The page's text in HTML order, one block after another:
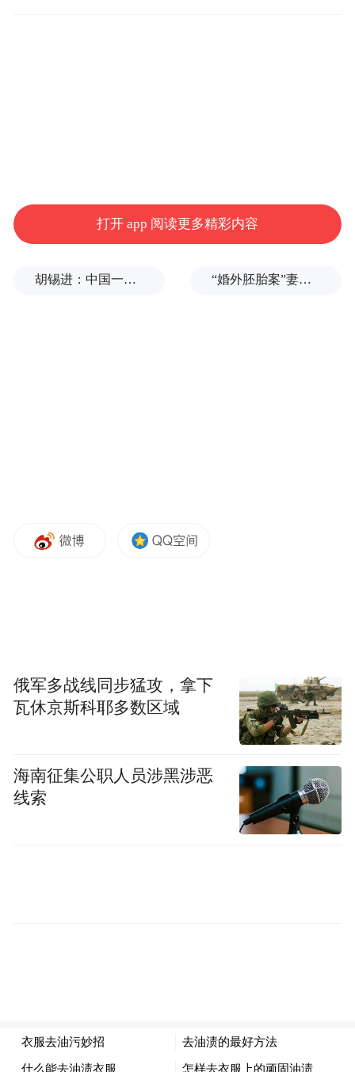
打开 app 阅读更多精彩内容
胡锡进：中国一天怒回五拳，中美最新较量会走多远？ “婚外胚胎案”妻子：患病期间男方疑似多次有外遇，第三者经营的茶馆距自己家步行仅15分钟
俄军多战线同步猛攻，拿下
瓦休京斯科耶多数区域
海南征集公职人员涉黑涉恶
线索